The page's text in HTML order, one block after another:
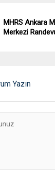
MHRS Ankara
Merkezi
Yazın